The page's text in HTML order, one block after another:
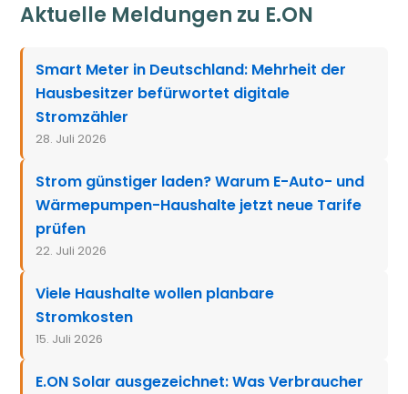
Aktuelle Meldungen zu E.ON
Smart Meter in Deutschland: Mehrheit der
Hausbesitzer befürwortet digitale
Stromzähler
28. Juli 2026
Strom günstiger laden? Warum E-Auto- und
Wärmepumpen-Haushalte jetzt neue Tarife
prüfen
22. Juli 2026
Viele Haushalte wollen planbare
Stromkosten
15. Juli 2026
E.ON Solar ausgezeichnet: Was Verbraucher